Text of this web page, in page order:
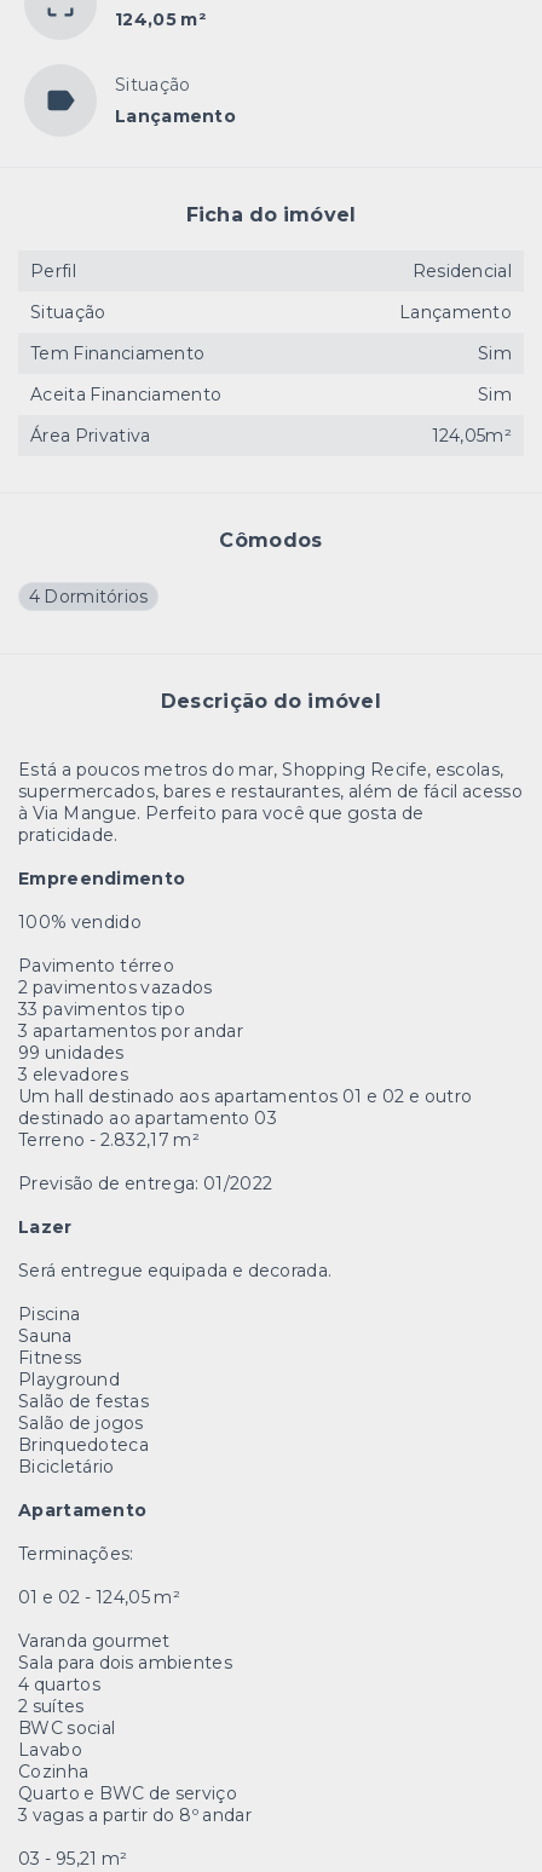
124,05 m²
Situação
Lançamento
Cômodos
4 Dormitórios
Descrição do imóvel
Está a poucos metros do mar, Shopping Recife, escolas,
supermercados, bares e restaurantes, além de fácil acesso
à Via Mangue. Perfeito para você que gosta de
praticidade.
Empreendimento
100% vendido
Pavimento térreo
2 pavimentos vazados
33 pavimentos tipo
3 apartamentos por andar
99 unidades
3 elevadores
Um hall destinado aos apartamentos 01 e 02 e outro
destinado ao apartamento 03
Terreno - 2.832,17 m²
Previsão de entrega: 01/2022
Lazer
Será entregue equipada e decorada.
Piscina
Sauna
Fitness
Playground
Salão de festas
Salão de jogos
Brinquedoteca
Bicicletário
Apartamento
Terminações:
01 e 02 - 124,05 m²
Varanda gourmet
Sala para dois ambientes
4 quartos
2 suítes
BWC social
Lavabo
Cozinha
Quarto e BWC de serviço
3 vagas a partir do 8º andar
03 - 95,21 m²
Ficha do imóvel
Perfil
Residencial
Situação
Lançamento
Tem Financiamento
Sim
Aceita Financiamento
Sim
Área Privativa
124,05m²